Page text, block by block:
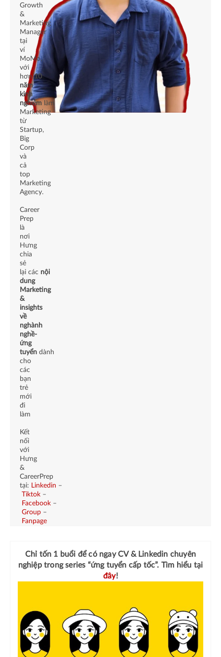
Growth
&
Marketing
Manager
tại
ví
MoMo,
với
hơn10
năm
kinh
nghiệm làm
Marketing
từ
Startup,
Big
Corp
và
cả
top
Marketing
Agency.
Career
Prep
là
nơi
Hưng
chia
sẻ
lại các nội
dung
Marketing
&
insights
về
nghành
nghề-
ứng
tuyển dành
cho
các
bạn
trẻ
mới
đi
làm
Kết
nối
với
Hưng
&
CareerPrep
tại: Linkedin –
Tiktok –
Facebook –
Group –
Fanpage
Chỉ tốn 1 buổi để có ngayCV & Linkedin chuyên
nghiệptrong series “ứng tuyển cấp tốc”. Tìm hiểu tại
đây!